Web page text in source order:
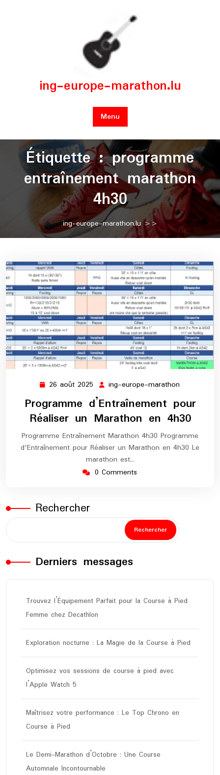
ing-europe-marathon.lu
Menu
Étiquette :programme
entraînement marathon
4h30
ing-europe-marathon.lu>>
26 août 2025 26
août
2025
ing-europe-marathon
marathon
Programme d’Entraînement pour
Réaliser un Marathon en 4h30
Programme Entraînement Marathon 4h30 Programme
d'Entraînement pour Réaliser un Marathon en 4h30 Le
marathon est…
0 Comments
Rechercher
Rechercher
Derniers messages
Trouvez l’Équipement Parfait pour la Course à Pied
Femme chez Decathlon
Exploration nocturne : La Magie de la Course à Pied
Optimisez vos sessions de course à pied avec
l’Apple Watch 5
Maîtrisez votre performance : Le Top Chrono en
Course à Pied
Le Demi-Marathon d’Octobre : Une Course
Automnale Incontournable